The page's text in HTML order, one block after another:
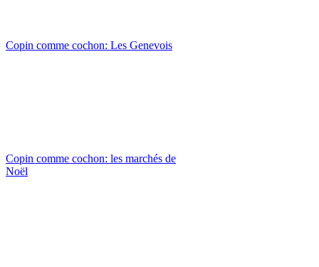
Copin comme cochon: Les Genevois
Copin comme cochon: les marchés de
Noël